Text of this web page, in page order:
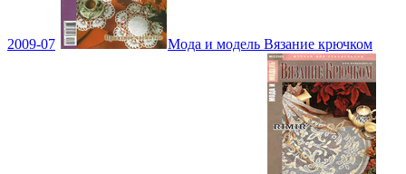
2009-07 Мода и модель Вязание крючком